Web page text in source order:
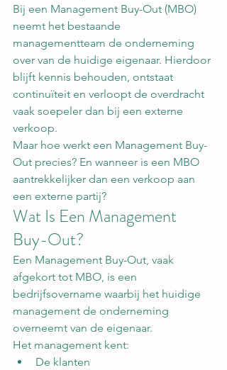
Bij een Management Buy-Out (MBO)
neemt het bestaande
managementteam de onderneming
over van de huidige eigenaar. Hierdoor
blijft kennis behouden, ontstaat
continuïteit en verloopt de overdracht
vaak soepeler dan bij een externe
verkoop.
Maar hoe werkt een Management Buy-
Out precies? En wanneer is een MBO
aantrekkelijker dan een verkoop aan
een externe partij?
Wat Is Een Management
Buy-Out?
Een Management Buy-Out, vaak
afgekort tot MBO, is een
bedrijfsovername waarbij het huidige
management de onderneming
overneemt van de eigenaar.
Het management kent:
De klanten